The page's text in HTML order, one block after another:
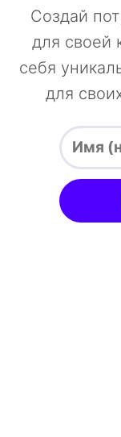
Создай
для своей
себя
для